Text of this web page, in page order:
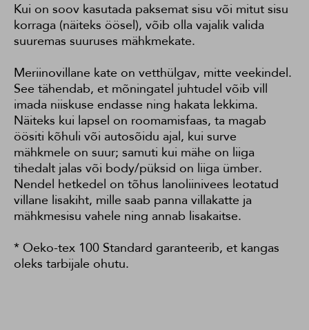
Kui on soov kasutada paksemat sisu või mitut sisu
korraga (näiteks öösel), võib olla vajalik valida
suuremas suuruses mähkmekate.
Meriinovillane kate on vetthülgav, mitte veekindel.
See tähendab, et mõningatel juhtudel võib vill
imada niiskuse endasse ning hakata lekkima.
Näiteks kui lapsel on roomamisfaas, ta magab
öösiti kõhuli või autosõidu ajal, kui surve
mähkmele on suur; samuti kui mähe on liiga
tihedalt jalas või body/püksid on liiga ümber.
Nendel hetkedel on tõhus lanoliinivees leotatud
villane lisakiht, mille saab panna villakatte ja
mähkmesisu vahele ning annab lisakaitse.
* Oeko-tex 100 Standard garanteerib, et kangas
oleks tarbijale ohutu.